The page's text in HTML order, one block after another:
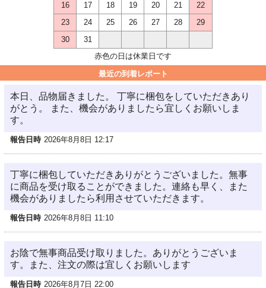
16
17 18 19 20 21
22
23
24 25 26 27 28
29
30
31
赤色の日は休業日です
最近の到着レポート
本日、品物届きました。 丁寧に梱包をしていただきあり
がとう。 また、機会がありましたら宜しくお願いしま
す。
報告日時 2026年8月8日 12:17
丁寧に梱包していただきありがとうございました。無事
に商品を受け取ることができました。連絡も早く、また
機会がありましたら利用させていただきます。
報告日時 2026年8月8日 11:10
お陰で無事商品受け取りました。ありがとうございま
す。また、注文の際は宜しくお願いします
報告日時 2026年8月7日 22:00